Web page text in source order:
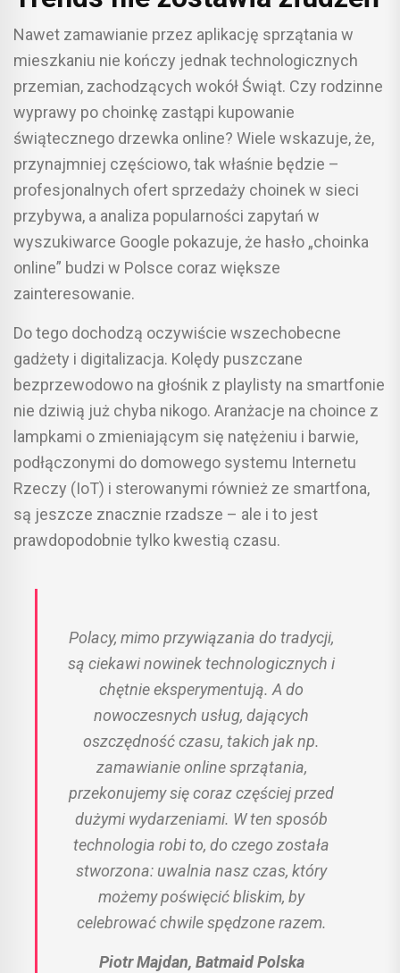
Nawet zamawianie przez aplikację sprzątania w
mieszkaniu nie kończy jednak technologicznych
przemian, zachodzących wokół Świąt. Czy rodzinne
wyprawy po choinkę zastąpi kupowanie
świątecznego drzewka online? Wiele wskazuje, że,
przynajmniej częściowo, tak właśnie będzie –
profesjonalnych ofert sprzedaży choinek w sieci
przybywa, a analiza popularności zapytań w
wyszukiwarce Google pokazuje, że hasło „choinka
online” budzi w Polsce coraz większe
zainteresowanie.
Do tego dochodzą oczywiście wszechobecne
gadżety i digitalizacja. Kolędy puszczane
bezprzewodowo na głośnik z playlisty na smartfonie
nie dziwią już chyba nikogo. Aranżacje na choince z
lampkami o zmieniającym się natężeniu i barwie,
podłączonymi do domowego systemu Internetu
Rzeczy (IoT) i sterowanymi również ze smartfona,
są jeszcze znacznie rzadsze – ale i to jest
prawdopodobnie tylko kwestią czasu.
Polacy, mimo przywiązania do tradycji,
są ciekawi nowinek technologicznych i
chętnie eksperymentują. A do
nowoczesnych usług, dających
oszczędność czasu, takich jak np.
zamawianie online sprzątania,
przekonujemy się coraz częściej przed
dużymi wydarzeniami. W ten sposób
technologia robi to, do czego została
stworzona: uwalnia nasz czas, który
możemy poświęcić bliskim, by
celebrować chwile spędzone razem.
Piotr Majdan, Batmaid Polska